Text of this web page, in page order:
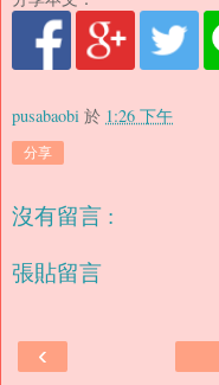
pusabaobi 於 1:26 下午
分享
沒有留言 :
張貼留言
‹